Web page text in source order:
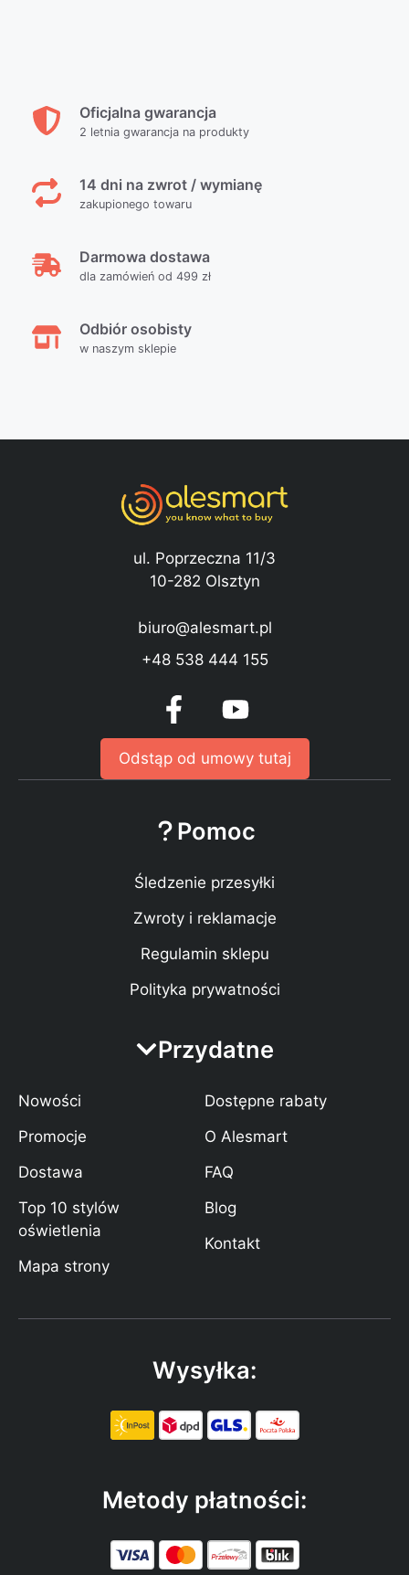
Oficjalna gwarancja
2 letnia gwarancja na produkty
14 dni na zwrot / wymianę
zakupionego towaru
Darmowa dostawa
dla zamówień od 499 zł
Odbiór osobisty
w naszym sklepie
ul. Poprzeczna 11/3
10-282 Olsztyn
biuro@alesmart.pl
+48 538 444 155
Odstąp od umowy tutaj
Pomoc
Śledzenie przesyłki
Zwroty i reklamacje
Regulamin sklepu
Polityka prywatności
Przydatne
Nowości
Promocje
Dostawa
Top 10 stylów
oświetlenia
Mapa strony
Dostępne rabaty
O Alesmart
FAQ
Blog
Kontakt
Wysyłka:
Metody płatności: